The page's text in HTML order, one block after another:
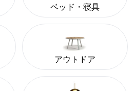
ベッド・寝具
アウトドア